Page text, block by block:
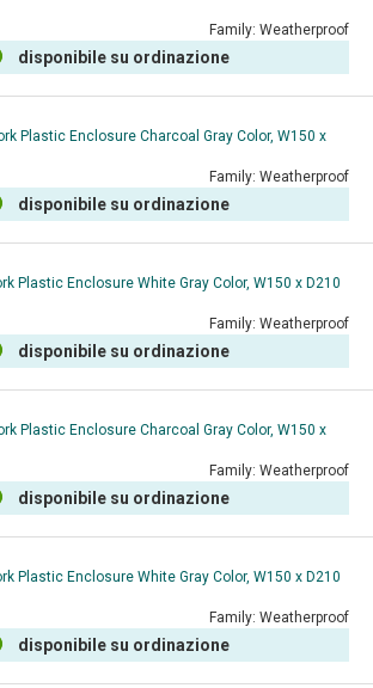
Family: Weatherproof
disponibile su ordinazione
Plastic Enclosure Charcoal Gray Color, W150 x
Family: Weatherproof
disponibile su ordinazione
Plastic Enclosure White Gray Color, W150 x D210
Family: Weatherproof
disponibile su ordinazione
Plastic Enclosure Charcoal Gray Color, W150 x
Family: Weatherproof
disponibile su ordinazione
Plastic Enclosure White Gray Color, W150 x D210
Family: Weatherproof
disponibile su ordinazione